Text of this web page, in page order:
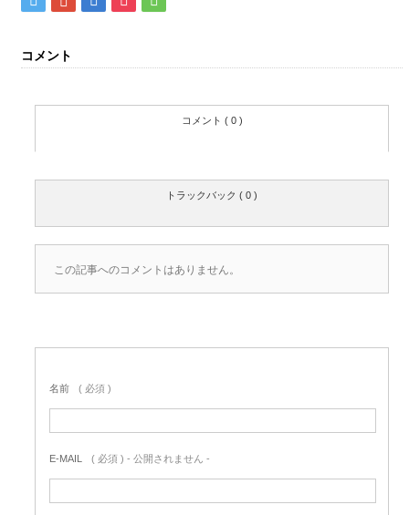
コメント
コメント ( 0 )
トラックバック ( 0 )
この記事へのコメントはありません。
名前 ( 必須 )
E-MAIL ( 必須 ) - 公開されません -